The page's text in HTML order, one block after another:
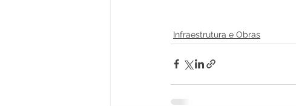
Infraestrutura e Obras